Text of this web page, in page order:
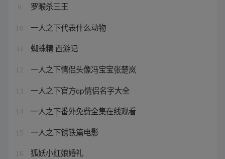
9 罗睺杀三王
10 一人之下代表什么动物
蜘蛛精 西游记
12 一人之下情侣头像冯宝宝张楚岚
13 一人之下官方cp情侣名字大全
14 一人之下番外免费全集在线观看
15 一人之下锈铁篇电影
16 狐妖小红娘婚礼